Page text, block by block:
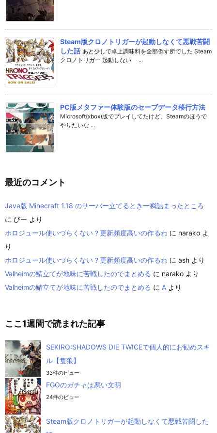
Steam版クロノトリガーが起動しなくて悪戦苦闘
した話 あと少しで卓上調味料を全部倒す所でした Steam
クロノトリガー 起動しない ...
PC版メタファー体験版のセーブデータ移行方法
Microsoft(xbox)版でプレイしてたけど、Steamのほうで
やりたいな ...
最近のコメント
Java版 Minecraft 1.18 のサーバー立てるとき一瞬詰まったところ
に びー より
ホロジュール使いづらくない？更新頻度高いの作るわ に narako よ
り
ホロジュール使いづらくない？更新頻度高いの作るわ に ash より
Valheimの鯖立てが地味に苦戦したのでまとめる に narako より
Valheimの鯖立てが地味に苦戦したのでまとめる に A より
ここ1週間で読まれた記事
SEKIRO:SHADOWS DIE TWICEで個人的にお勧めスキ
ル【隻狼】
33件のビュー
FGOのガチャは悪い文明
24件のビュー
Steam版クロノトリガーが起動しなくて悪戦苦闘した